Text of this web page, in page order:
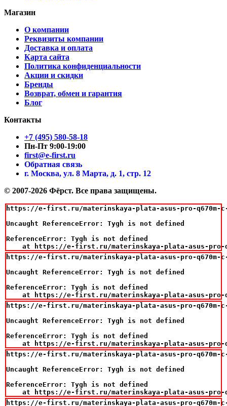
Магазин
О компании
Реквизиты компании
Доставка и оплата
Карта сайта
Политика конфиденциальности
Акции и скидки
Бренды
Возврат, обмен и гарантия
Блог
Контакты
+7 (495) 580-58-18
Пн-Пт 9:00-19:00
first@e-first.ru
Обратная связь
г. Москва, ул. 8 Марта, д. 1, стр. 12
© 2007-2026 Фёрст. Все права защищены.
https://e-first.ru/materinskaya-plata-asus-pro-q670m-c-
Uncaught ReferenceError: Tygh is not defined
ReferenceError: Tygh is not defined
at https://e-first.ru/materinskaya-plata-asus-
https://e-first.ru/materinskaya-plata-asus-pro-q670m-c-
Uncaught ReferenceError: Tygh is not defined
ReferenceError: Tygh is not defined
at https://e-first.ru/materinskaya-plata-asus-
https://e-first.ru/materinskaya-plata-asus-pro-q670m-c-
Uncaught ReferenceError: Tygh is not defined
ReferenceError: Tygh is not defined
at https://e-first.ru/materinskaya-plata-asus-
https://e-first.ru/materinskaya-plata-asus-pro-q670m-c-
Uncaught ReferenceError: Tygh is not defined
ReferenceError: Tygh is not defined
at https://e-first.ru/materinskaya-plata-asus-
https://e-first.ru/materinskaya-plata-asus-pro-q670m-c-